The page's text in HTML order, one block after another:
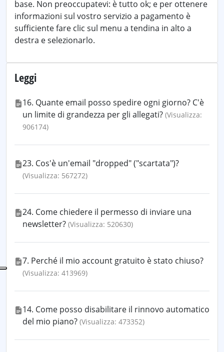
base. Non preoccupatevi: è tutto ok; e per ottenere
informazioni sul vostro servizio a pagamento è
sufficiente fare clic sul menu a tendina in alto a
destra e selezionarlo.
Leggi
16. Quante email posso spedire ogni giorno? C'è
un limite di grandezza per gli allegati? (Visualizza:
906174)
23. Cos'è un'email "dropped" ("scartata")?
(Visualizza: 567272)
24. Come chiedere il permesso di inviare una
newsletter? (Visualizza: 520630)
7. Perché il mio account gratuito è stato chiuso?
(Visualizza: 413969)
14. Come posso disabilitare il rinnovo automatico
del mio piano? (Visualizza: 473352)